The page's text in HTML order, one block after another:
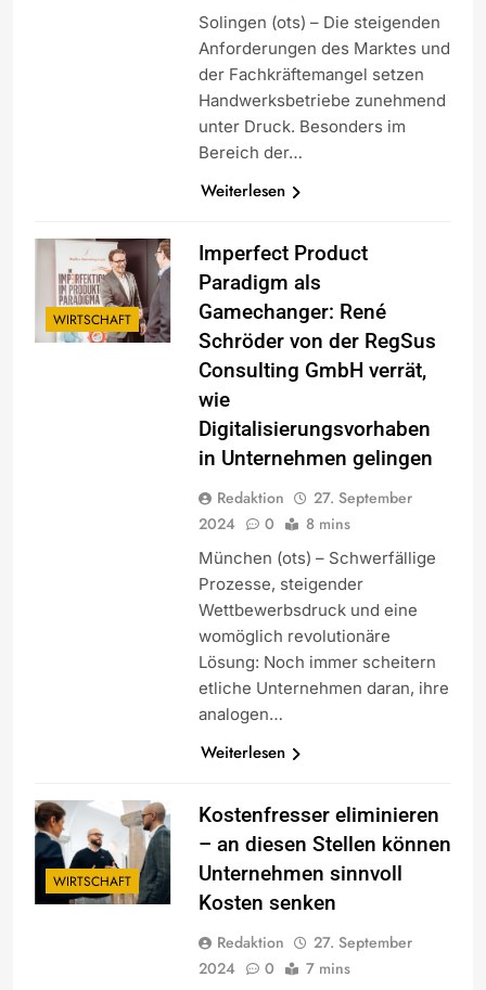
Solingen (ots) – Die steigenden
Anforderungen des Marktes und
der Fachkräftemangel setzen
Handwerksbetriebe zunehmend
unter Druck. Besonders im
Bereich der…
Weiterlesen
WIRTSCHAFT
Imperfect Product
Paradigm als
Gamechanger: René
Schröder von der RegSus
Consulting GmbH verrät,
wie
Digitalisierungsvorhaben
in Unternehmen gelingen
Redaktion
27. September
2024
0 8 mins
München (ots) – Schwerfällige
Prozesse, steigender
Wettbewerbsdruck und eine
womöglich revolutionäre
Lösung: Noch immer scheitern
etliche Unternehmen daran, ihre
analogen…
Weiterlesen
WIRTSCHAFT
Kostenfresser eliminieren
– an diesen Stellen können
Unternehmen sinnvoll
Kosten senken
Redaktion
27. September
2024
0 7 mins